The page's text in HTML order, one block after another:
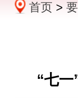
办事服务
首页 >
“七